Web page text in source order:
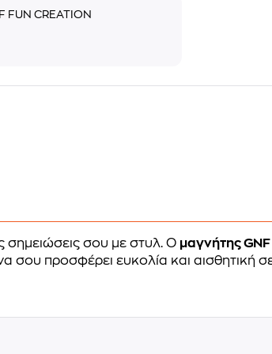
FUN CREATION
σημειώσεις σου με στυλ. Ο μαγνήτης GNF
σου προσφέρει ευκολία και αισθητική